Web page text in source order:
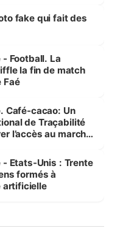
»
fake qui fait des
- Football. La
la fin de match
Faé
Café-cacao: Un
de Traçabilité
l’accès au marché
- Etats-Unis : Trente
formés à
artificielle